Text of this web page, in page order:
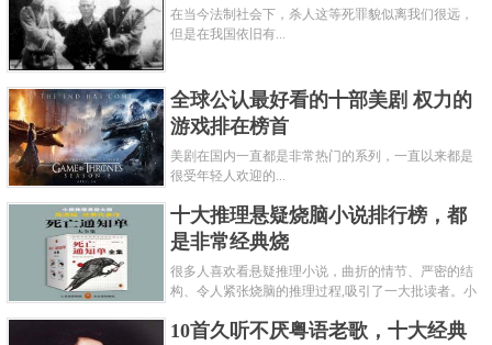
在当今法制社会下，杀人这等死罪貌似离我们很远，
但是在我国依旧有...
全球公认最好看的十部美剧 权力的
游戏排在榜首
美剧在国内一直都是非常热门的系列，一直以来都是
很受年轻人欢迎的...
十大推理悬疑烧脑小说排行榜，都
是非常经典烧
很多人喜欢看悬疑推理小说，曲折的情节、严密的结
构、令人紧张烧脑的推理过程,吸引了一大批读者。小
常烧脑的经典。 1.《死亡通......
10首久听不厌粤语老歌，十大经典